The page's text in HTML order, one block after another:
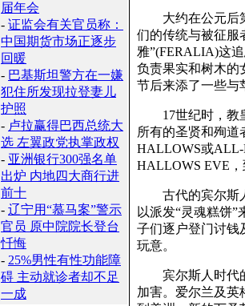
届年会
- 证监会有关官员称：
中国期货市场正逐步
回暖
- 巴基斯坦警方在一嫌
犯住所发现拉登妻儿
护照
- 卢拉赢得巴西总统大
选 左翼政党执掌政权
- 亚洲银行300强名单
出炉 内地四大商行进
前十
- 辽宁用“慕马案”警示
官员 原中院院长登台
忏悔
- 25%男性有性功能障
碍 主动就诊者却不足
一成
大约在公元后第
们的传统与被征服
雅”(FERALIA)这
负责果实和树木的
节后来添了一些与
17世纪时，教皇
所有的圣贤和殉
HALLOWS或
HALLOWS EVE，
古代的宾尔斯人
以派发“灵魂糕饼
子们逐户登门讨钱
玩意。
宾尔斯人时代的
加害。爱尔兰及英